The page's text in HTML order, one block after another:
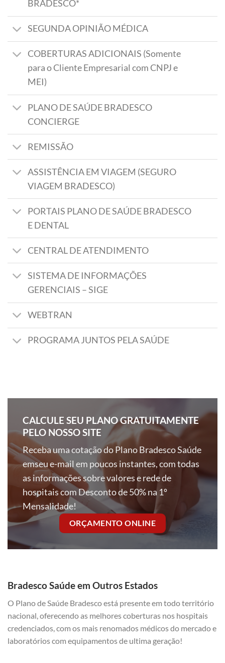
BRADESCO*
SEGUNDA OPINIÃO MÉDICA
COBERTURAS ADICIONAIS (Somente
para o Cliente Empresarial com CNPJ e
MEI)
PLANO DE SAÚDE BRADESCO
CONCIERGE
REMISSÃO
ASSISTÊNCIA EM VIAGEM (SEGURO
VIAGEM BRADESCO)
PORTAIS PLANO DE SAÚDE BRADESCO
E DENTAL
CENTRAL DE ATENDIMENTO
SISTEMA DE INFORMAÇÕES
GERENCIAIS – SIGE
WEBTRAN
PROGRAMA JUNTOS PELA SAÚDE
CALCULE SEU PLANO GRATUITAMENTE
PELO NOSSO SITE
Receba uma cotação do Plano Bradesco Saúde
emseu e-mail em poucos instantes, com todas
as informações sobre valores e rede de
hospitais com Desconto de 50% na 1º
Mensalidade!
ORÇAMENTO ONLINE
Bradesco Saúde em Outros Estados
O Plano de Saúde Bradesco está presente em todo território
nacional, oferecendo as melhores coberturas nos hospitais
credenciados, com os mais renomados médicos do mercado e
laboratórios com equipamentos de ultima geração!